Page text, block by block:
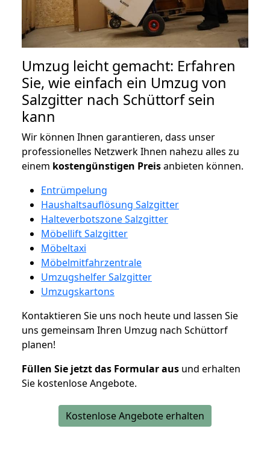
Umzug leicht gemacht: Erfahren
Sie, wie einfach ein Umzug von
Salzgitter nach Schüttorf sein
kann
Wir können Ihnen garantieren, dass unser
professionelles Netzwerk Ihnen nahezu alles zu
einem kostengünstigen Preisanbieten können.
Entrümpelung
Haushaltsauflösung Salzgitter
Halteverbotszone Salzgitter
Möbellift Salzgitter
Möbeltaxi
Möbelmitfahrzentrale
Umzugshelfer Salzgitter
Umzugskartons
Kontaktieren Sie uns noch heute und lassen Sie
uns gemeinsam Ihren Umzug nach Schüttorf
planen!
Füllen Sie jetzt das Formular aus und erhalten
Sie kostenlose Angebote.
Kostenlose Angebote erhalten